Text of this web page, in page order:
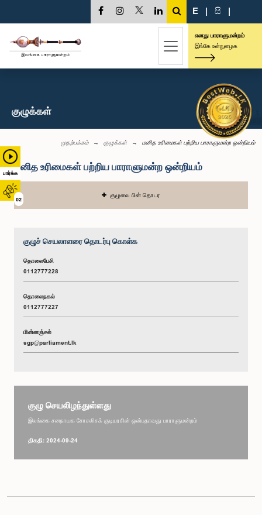
பார்க்க
02
E | සි |
எனது பாராளுமன்றம்
இங்கே உள்நுழைக
குழுக்கள்
முதற்பக்கம் குழுக்கள் மனித உரிமைகள் பற்றிய பாராளுமன்ற ஒன்றியம்
மனித உரிமைகள் பற்றிய பாராளுமன்ற ஒன்றியம்
குழுவை பின் தொடர
குழுச் செயலாளரை தொடர்பு கொள்க
தொலைபேசி
0112777228
தொலைநகல்
0112777227
மின்னஞ்சல்
sgp@parliament.lk
குழு செயலிழந்துள்ளது
இலங்கை சனநாயக சோசலிசக் குடியரசின் ஒன்பதாவது பாராளுமன்றம்
திகதி: 2024-09-24